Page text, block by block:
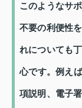
このようなサ
不要の利便性
れについても
心です。例え
項説明、電子